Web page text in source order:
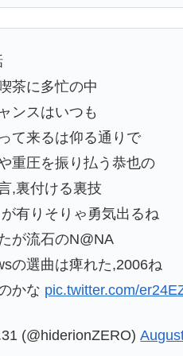
茶に多忙の中
ンスはいつも
て来るは仰る通りで
重圧を振り払う恭也の
,裏付ける裏技
有りそりゃ勇気出るね
が流石のN@NA
の選曲は痺れた,2006ね
かな pic.twitter.com/
(@hiderionZERO)